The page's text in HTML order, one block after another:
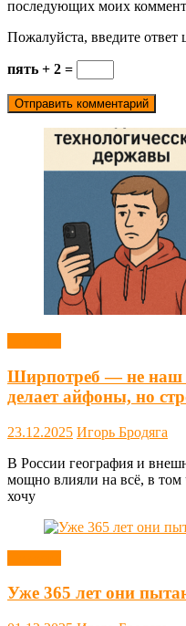
последующих моих
Пожалуйста, введите ответ
пять + 2 =
Ширпотреб — не наш
делает айфоны, но
23.12.2025 Игорь Бродяга
В России география и
мощно влияли на всё, в том
хочу
Уже 365 лет они